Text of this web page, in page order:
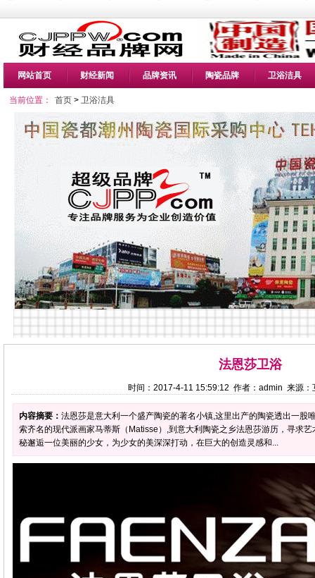
网站首页 财经新闻 品牌资讯 陶瓷品牌 卫浴洁具
当前位置： 首页 > 卫浴洁具
法恩莎卫浴
时间：2017-4-11 15:59:12 作者：admin 来源
内容摘要： 法恩莎是意大利一个盛产陶瓷的著名小镇,这里出产的陶瓷透出一股
索齐名的现代派画家马蒂斯（Matisse）,到意大利陶瓷之乡法恩莎游历，寻求
秘邂逅一位美丽的少女，为少女的美深深打动，在巨大的创造灵感和...